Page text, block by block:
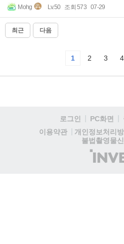
Mohg Lv.50 조회 573 07-29
최근 다음
1 2 3 4
로그인 PC화면
이용약관
개인정보처리
불법촬영물
(
인